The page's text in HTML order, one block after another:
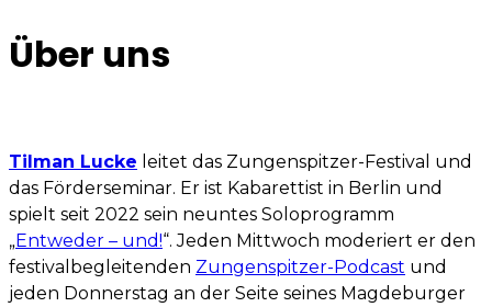
Über uns
Tilman Lucke leitet das Zungenspitzer-Festival und
das Förderseminar. Er ist Kabarettist in Berlin und
spielt seit 2022 sein neuntes Soloprogramm
„Entweder – und!“. Jeden Mittwoch moderiert er den
festivalbegleitenden Zungenspitzer-Podcast und
jeden Donnerstag an der Seite seines Magdeburger